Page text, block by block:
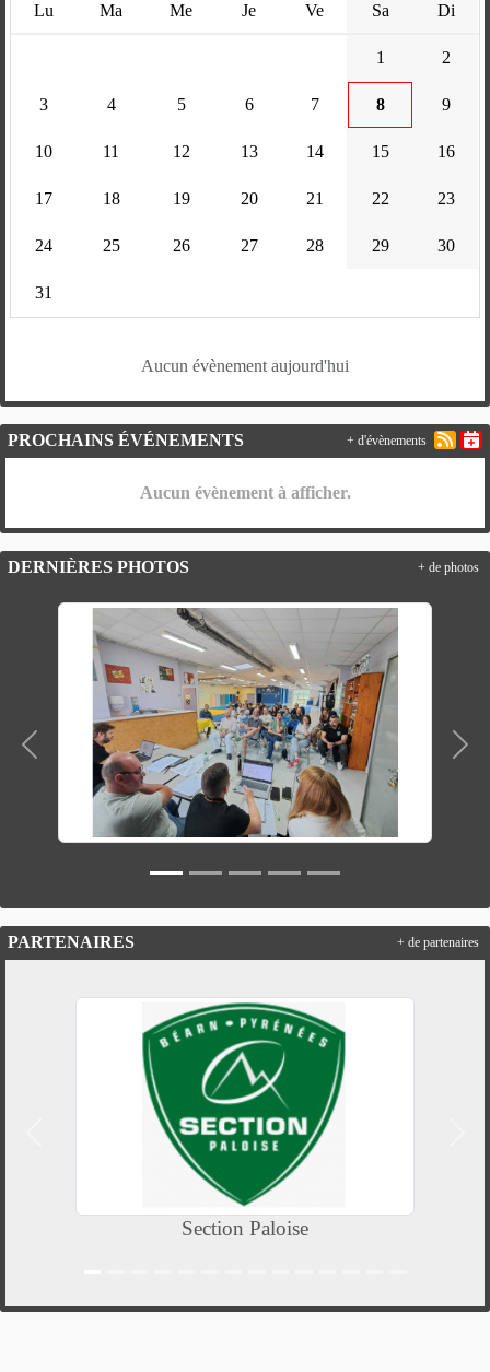
Lu Ma Me Je Ve Sa Di
1 2
3 4 5 6 7 8 9
10 11 12 13 14 15 16
17 18 19 20 21 22 23
24 25 26 27 28 29 30
31
Aucun évènement aujourd'hui
PROCHAINS ÉVÉNEMENTS
Aucun évènement à afficher.
+ d'évènements
DERNIÈRES PHOTOS
Précedent
+ de photos
PARTENAIRES
Section Paloise
+ de partenaires